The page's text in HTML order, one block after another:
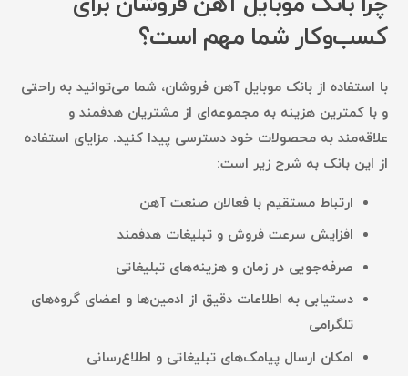
کسب‌وکار شما مهم است؟
با استفاده ازبانک موبایل آهن فروشان، شما می‌توانید به راحتی
و با کمترین هزینه به مجموعه‌ای از مشتریان هدفمند و
علاقه‌مند به محصولات خود دسترسی پیدا کنید. مزایای استفاده
از این بانک به شرح زیر است:
ارتباط مستقیم با فعالان صنعت آهن
افزایش سرعت فروش و تبلیغات هدفمند
صرفه‌جویی در زمان و هزینه‌های تبلیغاتی
دستیابی به اطلاعات دقیق از ادمین‌ها و اعضای گروه‌های
تلگرامی
امکان ارسال پیامک‌های تبلیغاتی و اطلاع‌رسانی